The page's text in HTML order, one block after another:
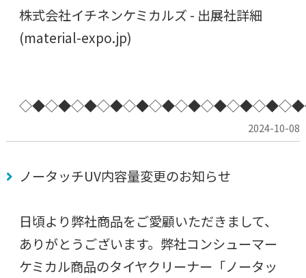
株式会社イチネンケミカルズ - 出展社詳細
(material-expo.jp)
2024-10-08
ノータッチUV内容量変更のお知らせ
日頃より弊社商品をご愛顧いただきまして、
ありがとうございます。弊社コンシューマー
ケミカル商品のタイヤクリーナー「ノータッ